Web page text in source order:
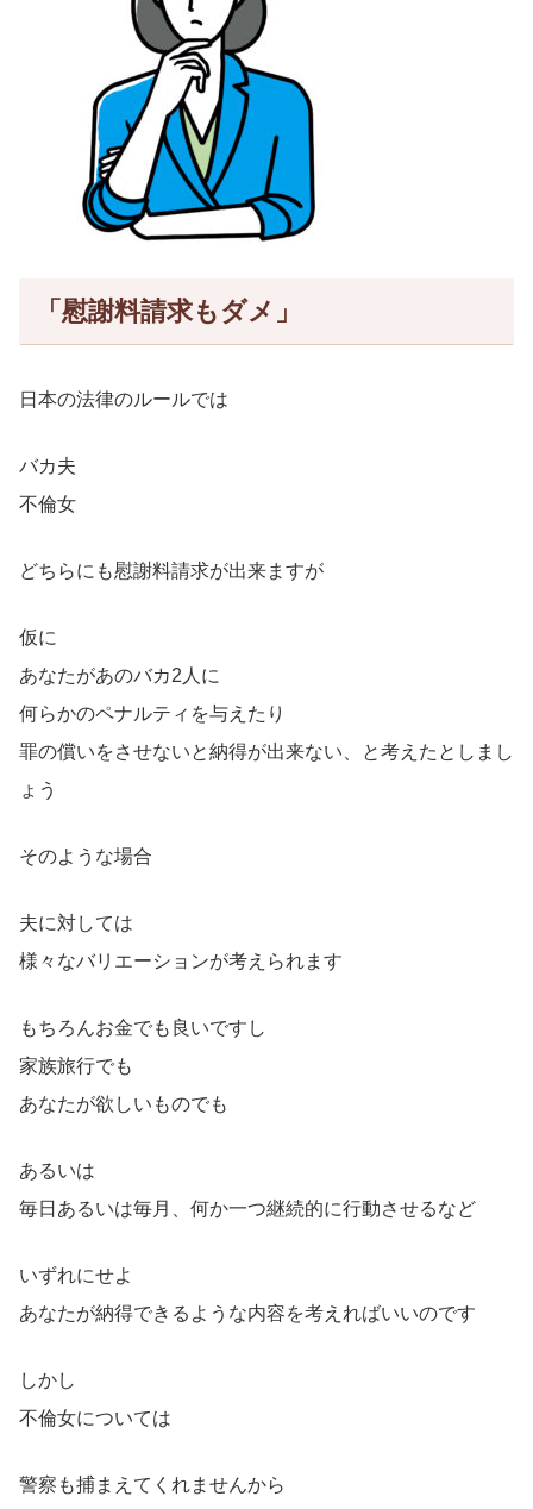
「慰謝料請求もダメ」
日本の法律のルールでは
バカ夫
不倫女
どちらにも慰謝料請求が出来ますが
仮に
あなたがあのバカ2人に
何らかのペナルティを与えたり
罪の償いをさせないと納得が出来ない、と考えたとしまし
ょう
そのような場合
夫に対しては
様々なバリエーションが考えられます
もちろんお金でも良いですし
家族旅行でも
あなたが欲しいものでも
あるいは
毎日あるいは毎月、何か一つ継続的に行動させるなど
いずれにせよ
あなたが納得できるような内容を考えればいいのです
しかし
不倫女については
警察も捕まえてくれませんから